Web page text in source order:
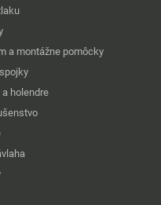
a montážne pomôcky
holendre